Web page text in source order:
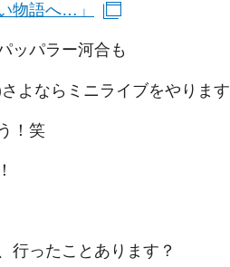
物語へ…」
ッパラー河合も
よならミニライブをやります
！笑
行ったことあります？